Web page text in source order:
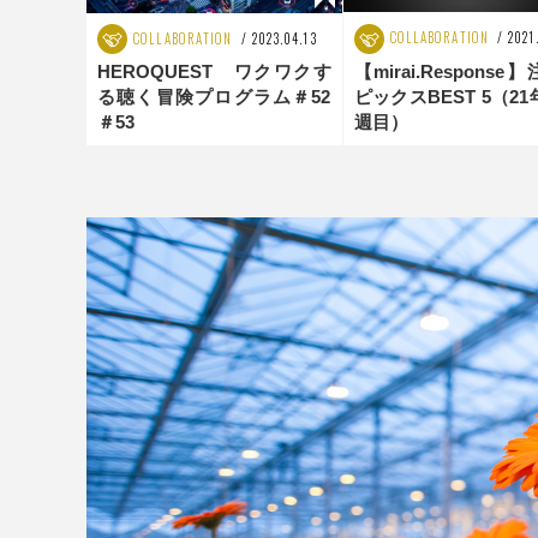
COLLABORATION 2023.04.13
HEROQUEST ワクワクす
る聴く冒険プログラム＃52
＃53
COLLABORATION
【mirai.Response】
ピックスBEST 5（21
週目）